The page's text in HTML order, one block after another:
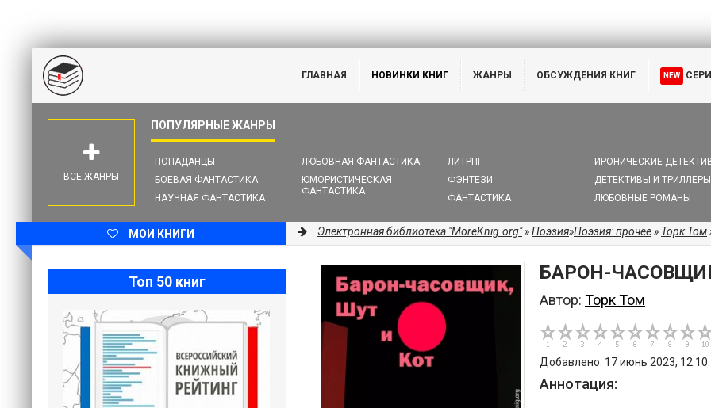
ГЛАВНАЯ НОВИНКИ КНИГ ЖАНРЫ ОБСУЖДЕНИЯ КНИГ NEW
ПОПАДАНЦЫ
БОЕВАЯ ФАНТАСТИКА
НАУЧНАЯ ФАНТАСТИКА
ЛЮБОВНАЯ ФАНТАСТИКА
ЮМОРИСТИЧЕСКАЯ
ФАНТАСТИКА
ЛИТРПГ
ФЭНТЕЗИ
ФАНТАСТИКА
ИРОНИЧЕСКИЕ
ДЕТЕКТИВЫ И ТРИЛЛЕРЫ
ЛЮБОВНЫЕ РОМАНЫ
ВСЕ ЖАНРЫ
МОИ КНИГИ Электронная библиотека "MoreKnig.org"»Поэзия»Поэзия: прочее» Торк Том
БАРОН-
Автор: Торк Том
Добавлено: 17 июнь 2023,
Аннотация:
Топ 50 книг